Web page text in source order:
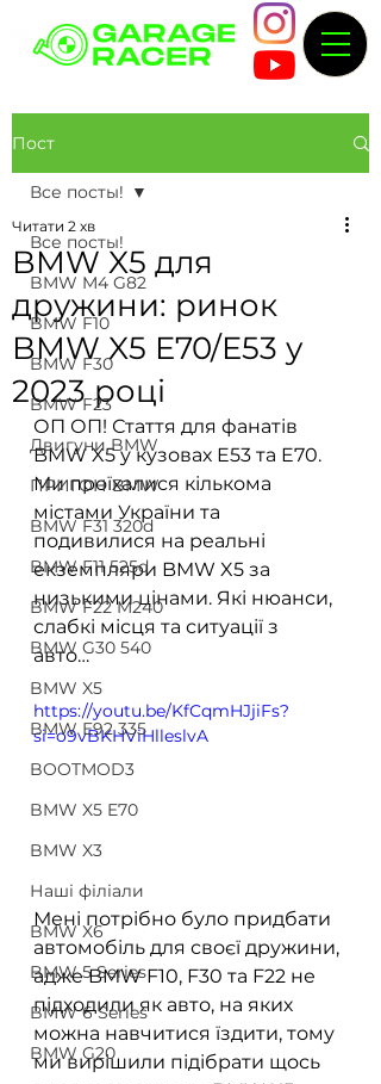
Пост
Все посты!
BMW M4 G82
BMW F10
BMW F30
BMW F23
Двигуни BMW
ПРИГОН BMW
BMW F31 320d
BMW F11 525d
BMW F22 M240
BMW G30 540
BMW X5
BMW E92 335
BOOTMOD3
BMW X5 E70
BMW X3
Наші філіали
BMW X6
BMW 5 Series
BMW 6 Series
BMW G20
Все посты!
BMW X5 для
дружини: ринок
BMW X5 E70/E53 у
2023 році
Читати 2 хв
ОП ОП! Стаття для фанатів
BMW X5 у кузовах E53 та E70.
Ми проїхалися кількома
містами України та
подивилися на реальні
екземпляри BMW X5 за
низькими цінами. Які нюанси,
слабкі місця та ситуації з
авто…
https://youtu.be/KfCqmHJjiFs?
si=o9vBKHViHlleslvA
Мені потрібно було придбати
автомобіль для своєї дружини,
адже BMW F10, F30 та F22 не
підходили як авто, на яких
можна навчитися їздити, тому
ми вирішили підібрати щось